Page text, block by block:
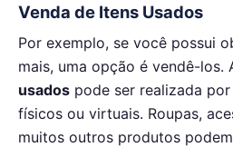
Venda de Itens Usados
Por exemplo, se você possui
mais, uma opção é vendê-los.
usados pode ser realizada
físicos ou virtuais. Roupas,
muitos outros produtos